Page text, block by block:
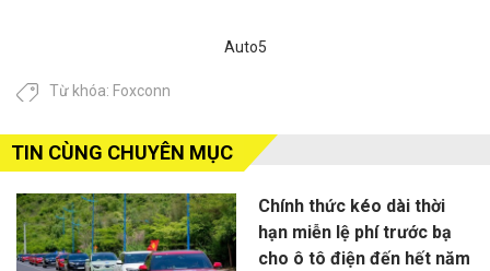
Auto5
Từ khóa: Foxconn
TIN CÙNG CHUYÊN MỤC
Chính thức kéo dài thời
hạn miễn lệ phí trước bạ
cho ô tô điện đến hết năm